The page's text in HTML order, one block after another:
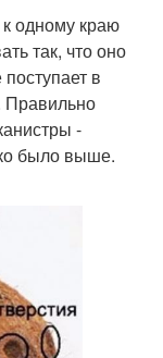
одному краю
так, что оно
в
Правильно
-
было выше.